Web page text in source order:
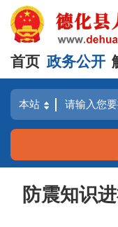
首页 政务公开
防震知识